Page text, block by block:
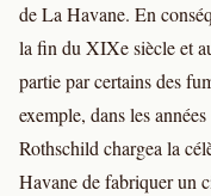
de La Havane. En
la fin du XIXe siècle et
partie par certains des
exemple, dans les
Rothschild chargea la
Havane de fabriquer un